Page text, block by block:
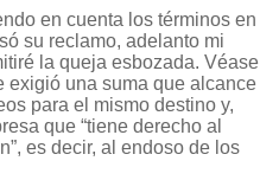
en cuenta los términos en
su reclamo, adelanto mi
la queja esbozada. Véase
exigió una suma que alcance
para el mismo destino y,
que “tiene derecho al
es decir, al endoso de los